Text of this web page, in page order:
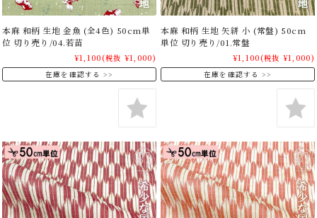
本麻 和柄 生地 金魚 (全4色) 50cm単
位 切り売り/04.若苗
¥1,100(税抜 ¥1,000)
在庫を確認する
本麻 和柄 生地 矢絣 小 (常盤) 50cm
単位 切り売り/01.常盤
¥1,100(税抜 ¥1,000)
在庫を確認する